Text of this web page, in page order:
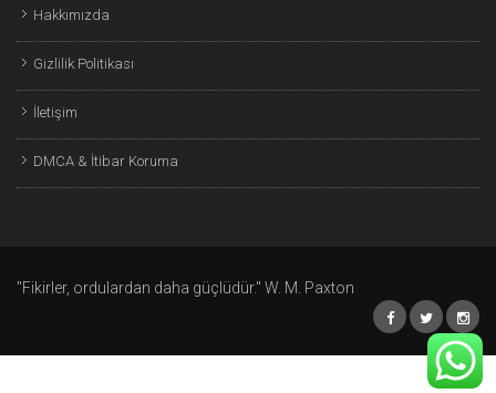
Hakkımızda
Gizlilik Politikası
İletişim
DMCA & İtibar Koruma
"Fikirler, ordulardan daha güçlüdür." W. M. Paxton